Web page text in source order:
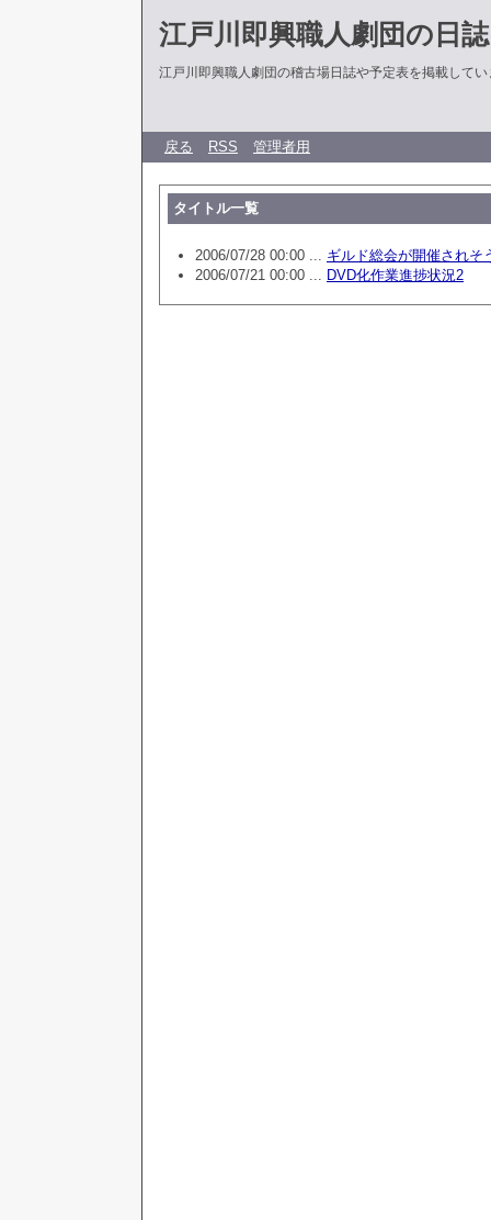
江戸川即興職人劇団の日
江戸川即興職人劇団の稽古場日誌や予定表を掲載してい
戻る RSS 管理者用
タイトル一覧
2006/07/28 00:00 ... ギルド総会が開催されそ
2006/07/21 00:00 ... DVD化作業進捗状況2